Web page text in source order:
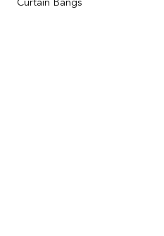
Curtain Bangs